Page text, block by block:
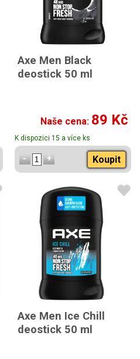
Axe Men Black
deostick 50 ml
Naše cena: 89 Kč
K dispozici 15 a více ks
Koupit
Axe Men Ice Chill
deostick 50 ml